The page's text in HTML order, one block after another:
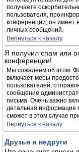
получаете
пользователя,
конференции; он имеет
личных сообщений.
Вернуться к началу
Я получил спам или
конференции!
Мы сожалеем об этом.
включает меры
пользователей,
сообщение
письма. Очень важно
детальная информация
сможет в этом случае
Вернуться к началу
Друзья и недруги